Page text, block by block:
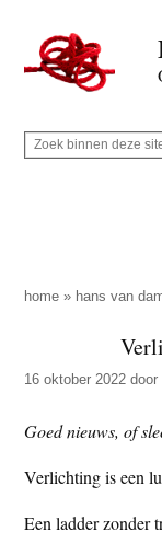
naar
de
inhoud
secondary
naar
de
sidebar
naar
de
Rechts
Z
p
z
e
i
t
Z
i
e
d
z
e
home » hans van
16 oktober 2022 door
Goed nieuws, of
Verlichting is een
Een ladder zonder